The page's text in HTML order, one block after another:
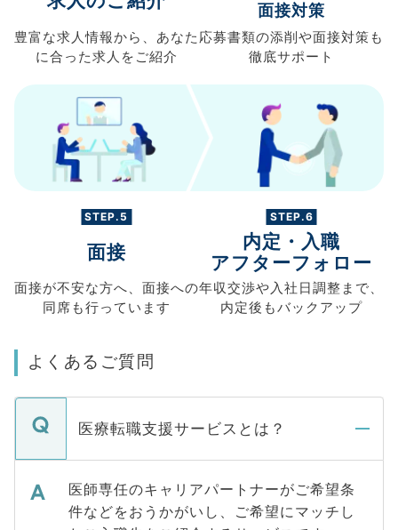
豊富な求人情報から、 あなた
に合った求人を ご紹介
面接対策
応募書類の添削や面接対策も
徹底サポート
STEP.5
面接
面接が不安な方へ、 面接への
同席も行っています
STEP.6
内定・入職
アフターフォロー
年収交渉や入社日調整まで、
内定後もバックアップ
よくあるご質問
医療転職支援サービスとは？
医師専任のキャリアパートナーがご希望条
件などをおうかがいし、ご希望にマッチし